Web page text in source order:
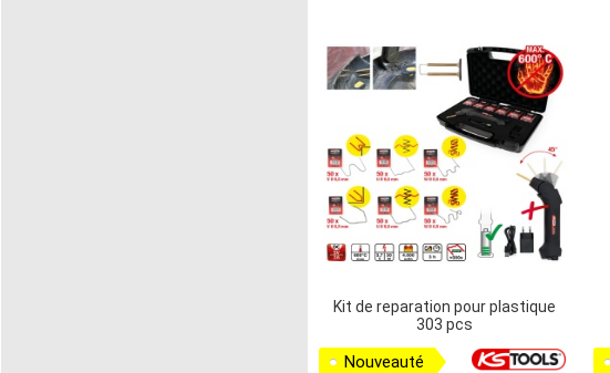
Kit de reparation pour plastique
303 pcs
Nouveauté